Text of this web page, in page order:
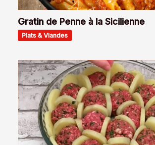
Gratin de Penne à la Sicilienne
Plats & Viandes